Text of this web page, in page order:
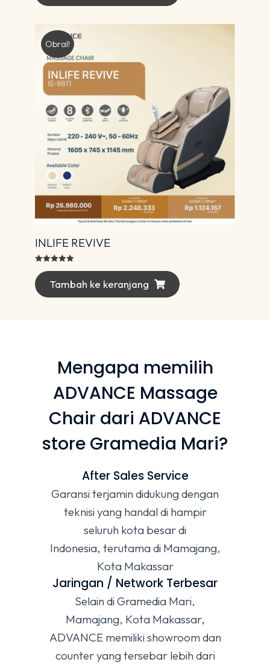
Obral!
INLIFE REVIVE
dari 5
Tambah ke keranjang
Mengapa memilih
ADVANCE Massage
Chair dari ADVANCE
store Gramedia Mari?
After Sales Service
Garansi terjamin didukung dengan
teknisi yang handal di hampir
seluruh kota besar di
Indonesia, terutama di Mamajang,
Kota Makassar
Jaringan / Network Terbesar
Selain di Gramedia Mari,
Mamajang, Kota Makassar,
ADVANCE memiliki showroom dan
counter yang tersebar lebih dari